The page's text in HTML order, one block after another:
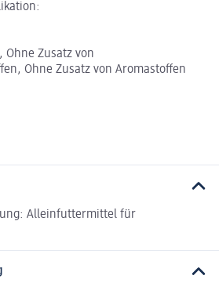
Ohne Zusatz von
Ohne Zusatz von Aromastoffen
Alleinfuttermittel für